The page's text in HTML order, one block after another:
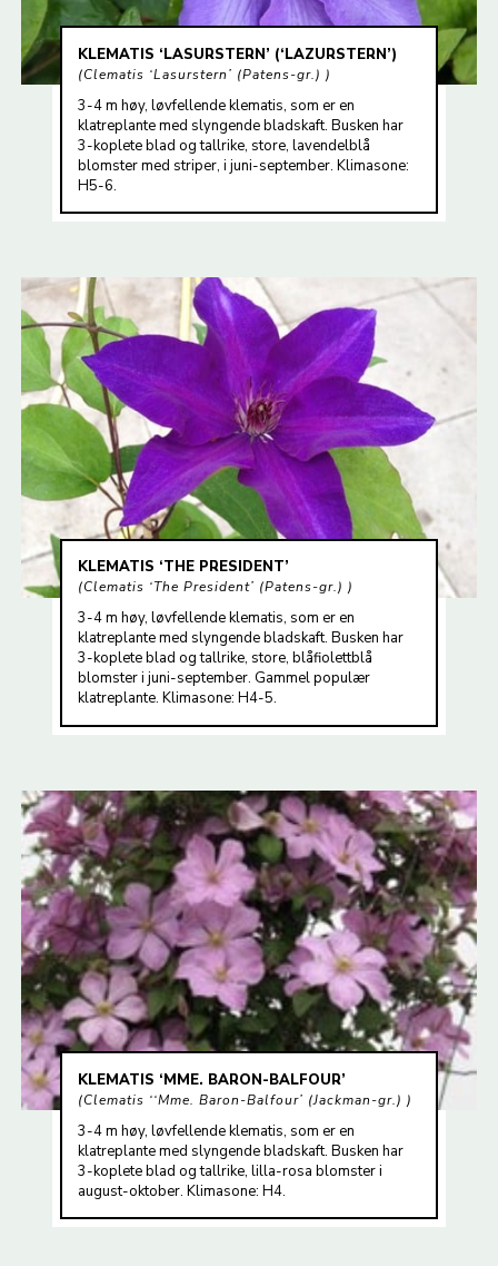
KLEMATIS ‘LASURSTERN’ (‘LAZURSTERN’)
Clematis ‘Lasurstern’ (Patens-gr.)
3-4 m høy, løvfellende klematis, som er en
klatreplante med slyngende bladskaft. Busken har
3-koplete blad og tallrike, store, lavendelblå
blomster med striper, i juni-september. Klimasone:
H5-6.
KLEMATIS ‘THE PRESIDENT’
Clematis ‘The President’ (Patens-gr.)
3-4 m høy, løvfellende klematis, som er en
klatreplante med slyngende bladskaft. Busken har
3-koplete blad og tallrike, store, blåfiolettblå
blomster i juni-september. Gammel populær
klatreplante. Klimasone: H4-5.
KLEMATIS ‘MME. BARON-BALFOUR’
Clematis ‘‘Mme. Baron-Balfour’ (Jackman-gr.)
3-4 m høy, løvfellende klematis, som er en
klatreplante med slyngende bladskaft. Busken har
3-koplete blad og tallrike, lilla-rosa blomster i
august-oktober. Klimasone: H4.